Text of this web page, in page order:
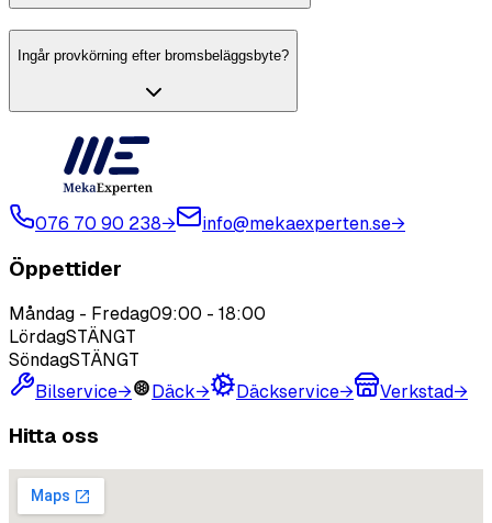
Ingår provkörning efter bromsbeläggsbyte?
076 70 90 238→ info@mekaexperten.se→
Öppettider
Måndag - Fredag09:00 - 18:00
LördagSTÄNGT
SöndagSTÄNGT
Bilservice→ Däck→ Däckservice→ Verkstad→
Hitta oss